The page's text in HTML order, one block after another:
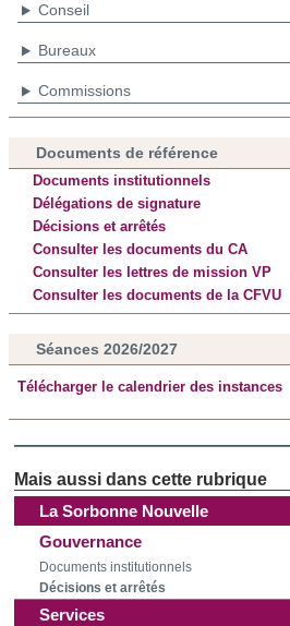
La Sorbonne Nouvelle
Gouvernance
Documents institutionnels
Décisions et arrêtés
Services
Conseil
Bureaux
Commissions
Documents de référence
Documents institutionnels
Délégations de signature
Décisions et arrêtés
Consulter les documents du CA
Consulter les lettres de mission VP
Consulter les documents de la CFVU
Séances 2026/2027
Télécharger le calendrier des instances